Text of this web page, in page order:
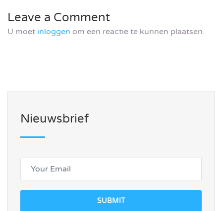
Leave a Comment
U moet inloggen om een reactie te kunnen plaatsen.
Nieuwsbrief
SUBMIT